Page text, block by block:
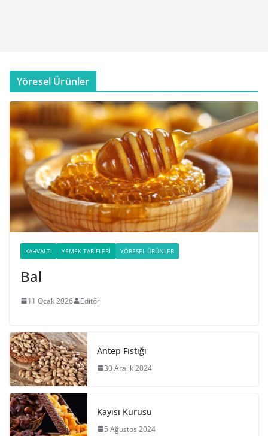
Yöresel Ürünler
KAHVALTI YEMEK TARIFLERI YÖRESEL ÜRÜNLER
Bal
11 Ocak 2026 Editör
Antep Fıstığı
30 Aralık 2024
Kayısı Kurusu
5 Ağustos 2024